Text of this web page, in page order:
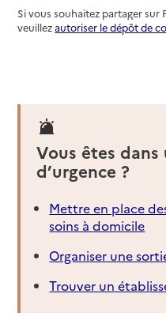
Si vous souhaitez partager sur
veuillezautoriser le dépôt de
Vous êtes
d’urgence ?
Mettre en place
soins à domicile
Organiser une
Trouver un